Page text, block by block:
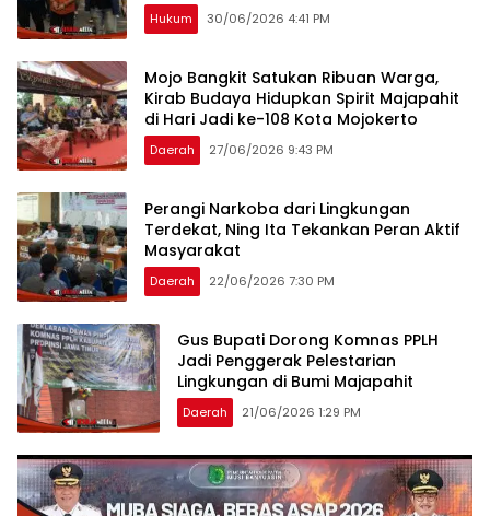
Hukum 30/06/2026 4:41 PM
Mojo Bangkit Satukan Ribuan Warga,
Kirab Budaya Hidupkan Spirit Majapahit
di Hari Jadi ke-108 Kota Mojokerto
Daerah 27/06/2026 9:43 PM
Perangi Narkoba dari Lingkungan
Terdekat, Ning Ita Tekankan Peran Aktif
Masyarakat
Daerah 22/06/2026 7:30 PM
Gus Bupati Dorong Komnas PPLH
Jadi Penggerak Pelestarian
Lingkungan di Bumi Majapahit
Daerah 21/06/2026 1:29 PM